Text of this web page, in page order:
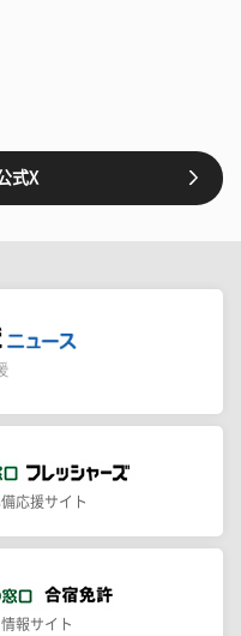
式X
応援サイト
報サイト